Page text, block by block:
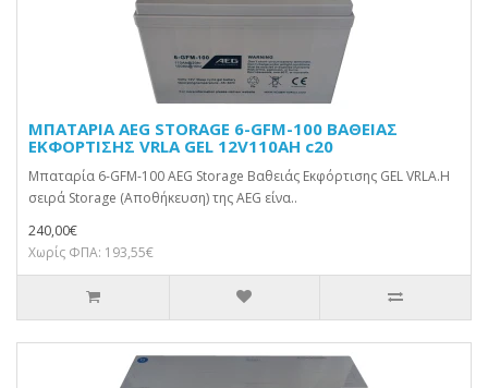
ΜΠΑΤΑΡΙΑ AEG STORAGE 6-GFM-100 ΒΑΘΕΙΑΣ
ΕΚΦΟΡΤΙΣΗΣ VRLA GEL 12V110AH c20
Μπαταρία 6-GFM-100 AEG Storage Βαθειάς Εκφόρτισης GEL VRLA.Η
σειρά Storage (Αποθήκευση) της AEG είνα..
240,00€
Χωρίς ΦΠΑ: 193,55€